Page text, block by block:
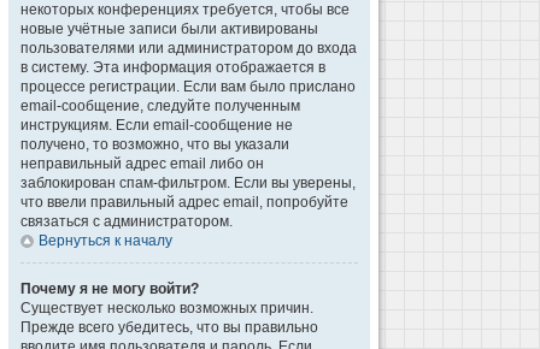
некоторых конференциях требуется, чтобы все
новые учётные записи были активированы
пользователями или администратором до входа
в систему. Эта информация отображается в
процессе регистрации. Если вам было прислано
email-сообщение, следуйте полученным
инструкциям. Если email-сообщение не
получено, то возможно, что вы указали
неправильный адрес email либо он
заблокирован спам-фильтром. Если вы уверены,
что ввели правильный адрес email, попробуйте
связаться с администратором.
Вернуться к началу
Почему я не могу войти?
Существует несколько возможных причин.
Прежде всего убедитесь, что вы правильно